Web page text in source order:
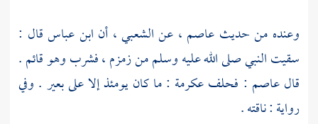
وعنده من حديث عاصم ، عنالشعبي، أن ابن عباسقال :
سقيت النبي صلى الله عليه وسلم منزمزم ،فشرب وهو قائم .
قالعاصم : فحلفعكرمة : ما كان يومئذ إلا على بعير . وفي
رواية : ناقته .